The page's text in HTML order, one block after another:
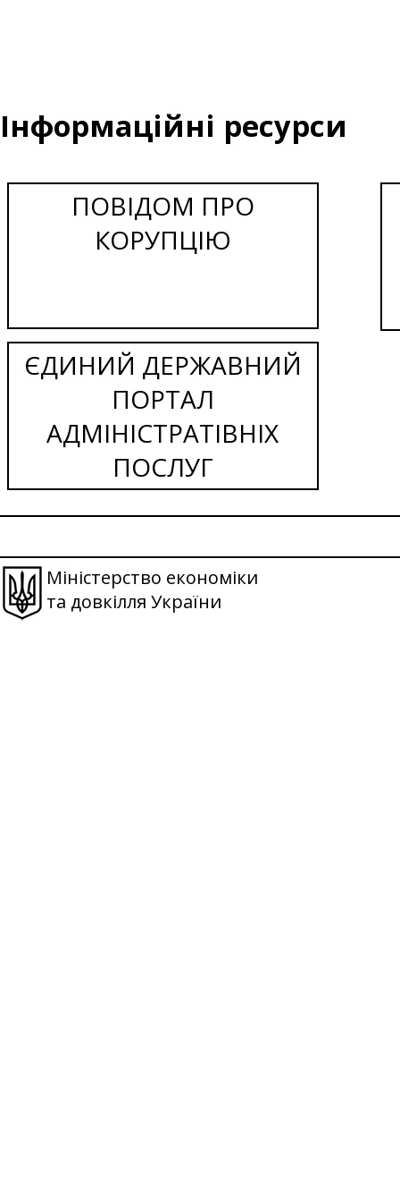
Інформаційні ресурси
ПОВІДОМ ПРО
КОРУПЦІЮ
ЄДИНИЙ ДЕРЖАВНИЙ
ПОРТАЛ
АДМІНІСТРАТІВНІХ
ПОСЛУГ
Міністерство економіки
та довкілля України